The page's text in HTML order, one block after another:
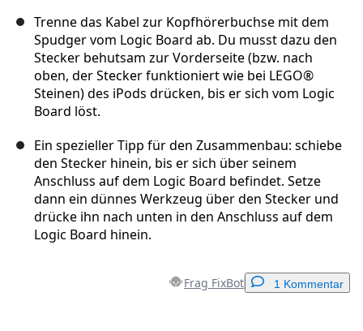
Trenne das Kabel zur Kopfhörerbuchse mit dem
Spudger vom Logic Board ab. Du musst dazu den
Stecker behutsam zur Vorderseite (bzw. nach
oben, der Stecker funktioniert wie bei LEGO®
Steinen) des iPods drücken, bis er sich vom Logic
Board löst.
Ein spezieller Tipp für den Zusammenbau: schiebe
den Stecker hinein, bis er sich über seinem
Anschluss auf dem Logic Board befindet. Setze
dann ein dünnes Werkzeug über den Stecker und
drücke ihn nach unten in den Anschluss auf dem
Logic Board hinein.
Frag FixBot 1 Kommentar